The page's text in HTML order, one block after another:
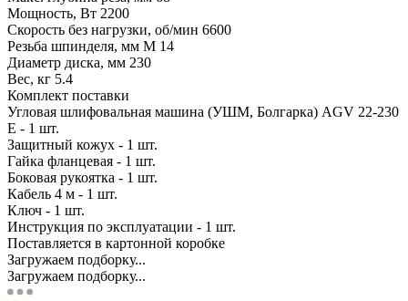
Мощность, Вт 2200
Скорость без нагрузки, об/мин 6600
Резьба шпинделя, мм M 14
Диаметр диска, мм 230
Вес, кг 5.4
Комплект поставки
Угловая шлифовальная машина (УШМ, Болгарка) AGV 22-230
E - 1 шт.
Защитный кожух - 1 шт.
Гайка фланцевая - 1 шт.
Боковая рукоятка - 1 шт.
Кабель 4 м - 1 шт.
Ключ - 1 шт.
Инструкция по эксплуатации - 1 шт.
Поставляется в картонной коробке
Загружаем подборку...
Загружаем подборку...